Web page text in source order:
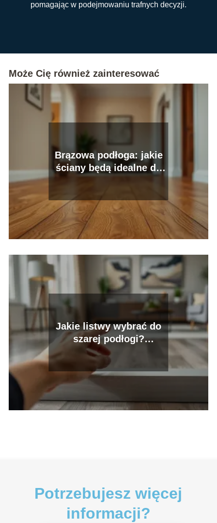
pomagając w podejmowaniu trafnych decyzji.
Może Cię również zainteresować
Brązowa podłoga: jakie
ściany będą idealne do
Jakie listwy wybrać do
szarej podłogi?
Praktyczny przewodnik
Potrzebujesz więcej
informacji?